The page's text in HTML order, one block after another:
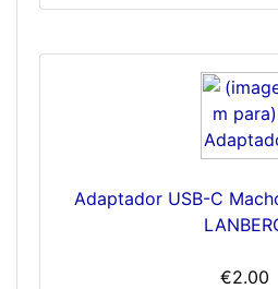
Adaptador USB-C
€2.00